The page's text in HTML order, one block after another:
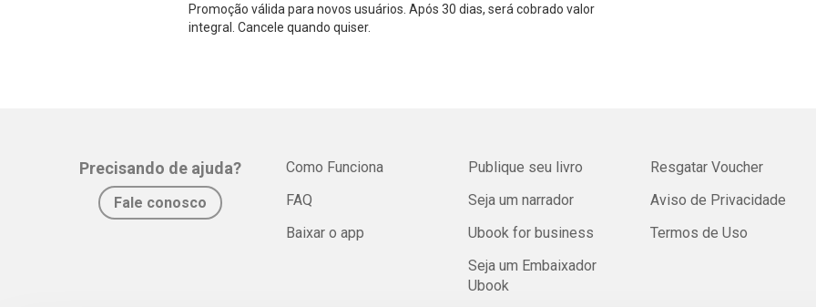
Promoção válida para novos usuários. Após 30 dias, será cobrado valor
integral. Cancele quando quiser.
Precisando de ajuda?
Fale conosco
Como Funciona
FAQ
Baixar o app
Publique seu livro
Seja um narrador
Ubook for business
Seja um Embaixador
Ubook
Resgatar Voucher
Aviso de Privacidade
Termos de Uso